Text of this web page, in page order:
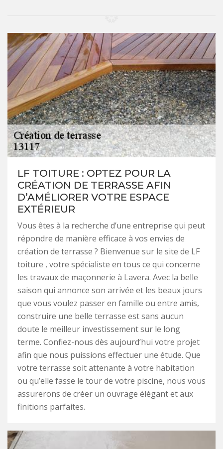
LF TOITURE : OPTEZ POUR LA
CRÉATION DE TERRASSE AFIN
D’AMÉLIORER VOTRE ESPACE
EXTÉRIEUR
Vous êtes à la recherche d’une entreprise qui peut
répondre de manière efficace à vos envies de
création de terrasse ? Bienvenue sur le site de LF
toiture , votre spécialiste en tous ce qui concerne
les travaux de maçonnerie à Lavera. Avec la belle
saison qui annonce son arrivée et les beaux jours
que vous voulez passer en famille ou entre amis,
construire une belle terrasse est sans aucun
doute le meilleur investissement sur le long
terme. Confiez-nous dès aujourd’hui votre projet
afin que nous puissions effectuer une étude. Que
votre terrasse soit attenante à votre habitation
ou qu’elle fasse le tour de votre piscine, nous vous
assurerons de créer un ouvrage élégant et aux
finitions parfaites.